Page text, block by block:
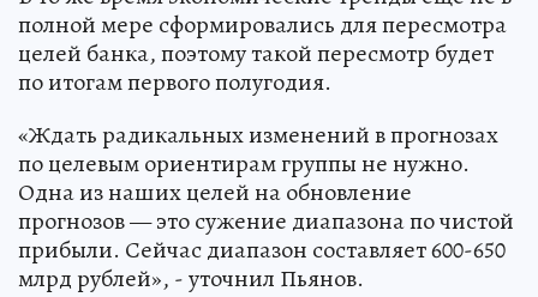
полной мере сформировались для пересмотра
целей банка, поэтому такой пересмотр будет
по итогам первого полугодия.
«Ждать радикальных изменений в прогнозах
по целевым ориентирам группы не нужно.
Одна из наших целей на обновление
прогнозов — это сужение диапазона по чистой
прибыли. Сейчас диапазон составляет 600-650
млрд рублей», - уточнил Пьянов.